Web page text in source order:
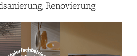
Renovierung